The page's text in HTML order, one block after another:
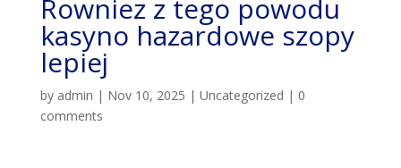
Rowniez z tego powodu
kasyno hazardowe szopy
lepiej
by admin | Nov 10, 2025 | Uncategorized | 0
comments